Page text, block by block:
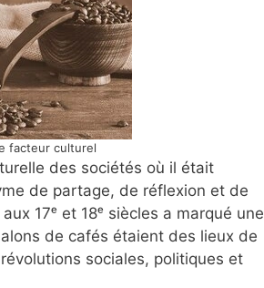
facteur culturel
des sociétés où il était
de partage, de réflexion et de
17ᵉ et 18ᵉ siècles a marqué une
de cafés étaient des lieux de
sociales, politiques et